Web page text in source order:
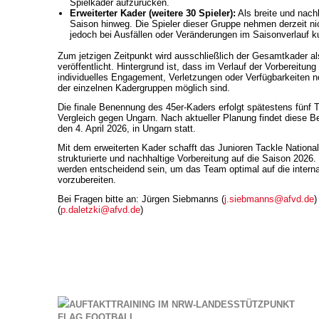
Spielkader aufzurücken.
⁠Erweiterter Kader (weitere 30 Spieler): Als breite und
Saison hinweg. Die Spieler dieser Gruppe nehmen derzeit
jedoch bei Ausfällen oder Veränderungen im Saisonverlauf
Zum jetzigen Zeitpunkt wird ausschließlich der Gesamtkader
veröffentlicht. Hintergrund ist, dass im Verlauf der
individuelles Engagement, Verletzungen oder Verfügbarkeiten
der einzelnen Kadergruppen möglich sind.
Die finale Benennung des 45er-Kaders erfolgt spätestens fünf
Vergleich gegen Ungarn. Nach aktueller Planung findet diese
den 4. April 2026, in Ungarn statt.
Mit dem erweiterten Kader schafft das Junioren Tackle
strukturierte und nachhaltige Vorbereitung auf die Saison
werden entscheidend sein, um das Team optimal auf die
vorzubereiten.
Bei Fragen bitte an: Jürgen Siebmanns (j.siebmanns@afvd.de)
(p.daletzki@afvd.de)
AUFTAKTTRAINING IM NRW-LANDESSTÜTZPUNKT